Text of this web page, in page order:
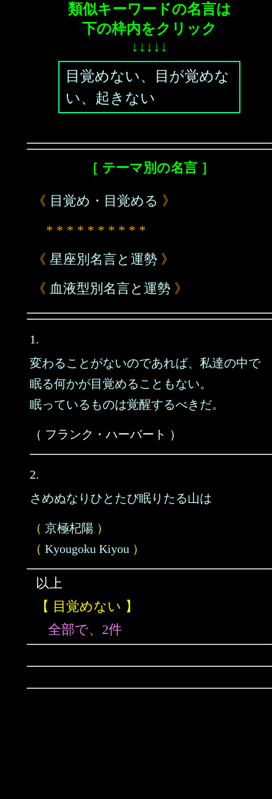
類似キーワードの名言は
下の枠内をクリック
↓↓↓↓↓
目覚めない、目が覚めな
い、起きない
［ テーマ別の名言 ］
《 目覚め・目覚める 》
* * * * * * * * * *
《 星座別名言と運勢 》
《 血液型別名言と運勢 》
1.
変わることがないのであれば、私達の中で
眠る何かが目覚めることもない。
眠っているものは覚醒するべきだ。
（ フランク・ハーバート ）
2.
さめぬなりひとたび眠りたる山は
（ 京極杞陽 ）
（ Kyougoku Kiyou ）
以上
【 目覚めない 】
全部で、2件